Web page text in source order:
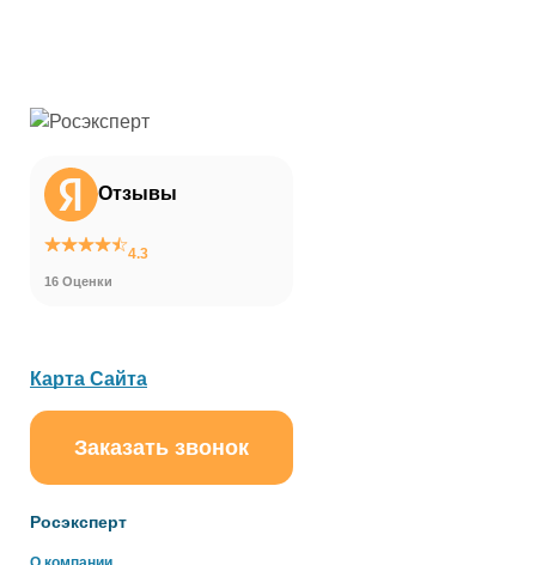
Отзывы
4.3
16 Оценки
Росэксперт
Карта Сайта
Заказать звонок
online